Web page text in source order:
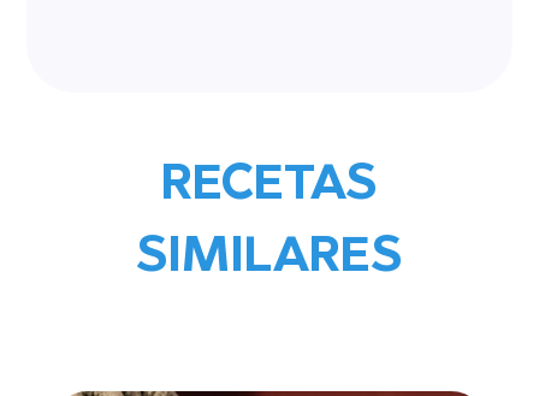
RECETAS
SIMILARES